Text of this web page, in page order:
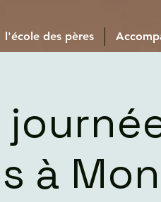
l'école des pères
à